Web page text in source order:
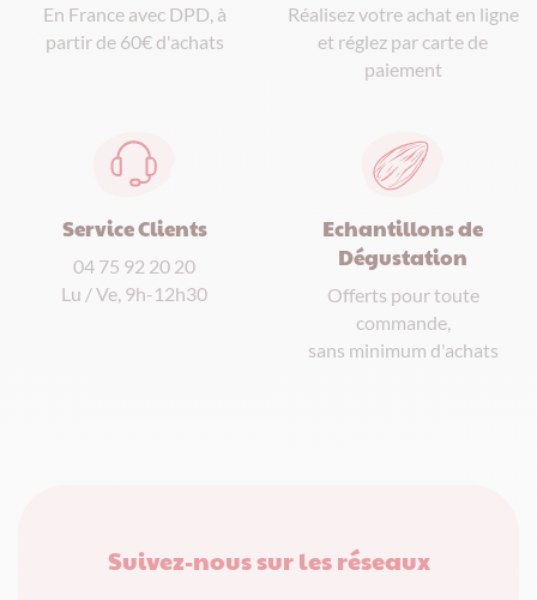
En France avec DPD, à
partir de 60€ d'achats
Réalisez votre achat en ligne
et réglez par carte de
paiement
Service Clients
04 75 92 20 20
Lu / Ve, 9h-12h30
Echantillons de
Dégustation
Offerts pour toute
commande,
sans minimum d'achats
Suivez-nous sur les réseaux